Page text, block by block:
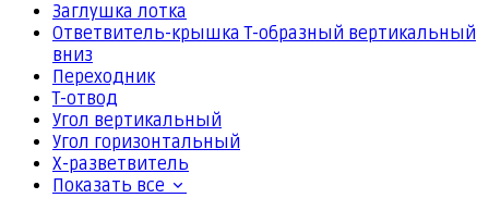
Заглушка лотка
Ответвитель-крышка Т-образный вертикальный
вниз
Переходник
Т-отвод
Угол вертикальный
Угол горизонтальный
Х-разветвитель
Показать все